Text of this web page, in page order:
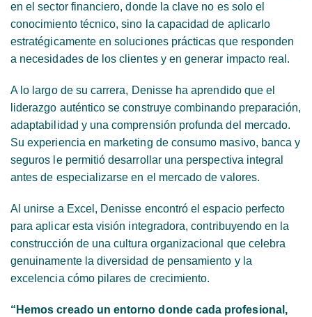
en el sector financiero, donde la clave no es solo el
conocimiento técnico, sino la capacidad de aplicarlo
estratégicamente en soluciones prácticas que responden
a necesidades de los clientes y en generar impacto real.
A lo largo de su carrera, Denisse ha aprendido que el
liderazgo auténtico se construye combinando preparación,
adaptabilidad y una comprensión profunda del mercado.
Su experiencia en marketing de consumo masivo, banca y
seguros le permitió desarrollar una perspectiva integral
antes de especializarse en el mercado de valores.
Al unirse a Excel, Denisse encontró el espacio perfecto
para aplicar esta visión integradora, contribuyendo en la
construcción de una cultura organizacional que celebra
genuinamente la diversidad de pensamiento y la
excelencia cómo pilares de crecimiento.
“Hemos creado un entorno donde cada profesional,